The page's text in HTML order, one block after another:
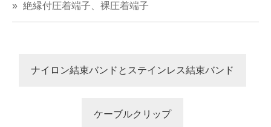
» 絶縁付圧着端子、裸圧着端子
ナイロン結束バンドとステインレス結束バンド
ケーブルクリップ